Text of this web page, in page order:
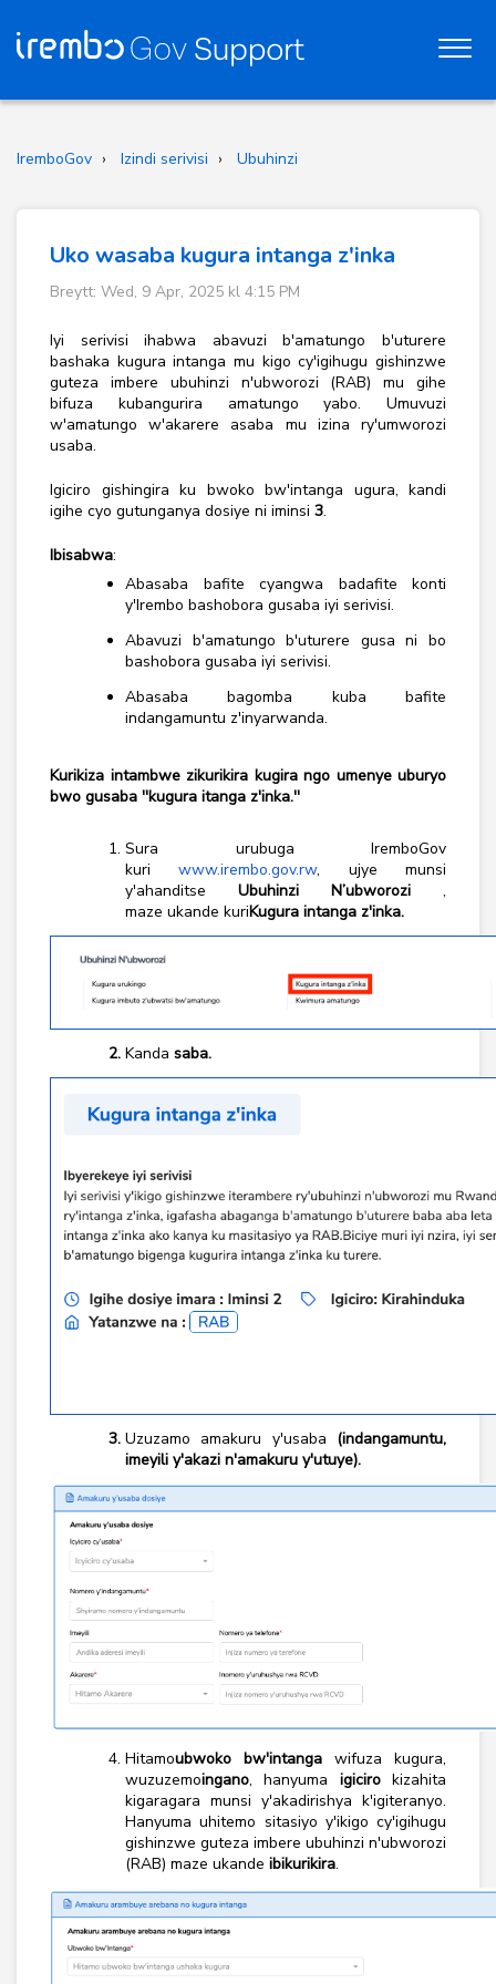
IremboGov Izindi serivisi Ubuhinzi
Uko wasaba kugura intanga z'inka
Breytt: Wed, 9 Apr, 2025 kl 4:15 PM
Iyi serivisi ihabwa abavuzi b'amatungo b'uturere
bashaka kugura intanga mu kigo cy'igihugu gishinzwe
guteza imbere ubuhinzi n'ubworozi (RAB) mu gihe
bifuza kubangurira amatungo yabo. Umuvuzi
w'amatungo w'akarere asaba mu izina ry'umworozi
usaba.
Igiciro gishingira ku bwoko bw'intanga ugura, kandi
igihe cyo gutunganya dosiye ni iminsi 3.
Ibisabwa:
Abasaba bafite cyangwa badafite konti
y'Irembo bashobora gusaba iyi serivisi.
Abavuzi b'amatungo b'uturere gusa ni bo
bashobora gusaba iyi serivisi.
Abasaba bagomba kuba bafite
indangamuntu z'inyarwanda.
Kurikiza intambwe zikurikira kugira ngo umenye uburyo
bwo gusaba ''kugura itanga z'inka.''
Sura urubuga IremboGov
kuriwww.irembo.gov.rw, ujye munsi
y'ahanditse Ubuhinzi N’ubworozi ,
maze ukande kuriKugura intanga z'inka.
Kanda saba.
Uzuzamo amakuru y'usaba (indangamuntu,
imeyili y'akazi n'amakuru y'utuye).
Hitamoubwoko bw'intanga wifuza kugura,
wuzuzemoingano, hanyuma igicirokizahita
kigaragara munsi y'akadirishya k'igiteranyo.
Hanyuma uhitemo sitasiyo y'ikigo cy'igihugu
gishinzwe guteza imbere ubuhinzi n'ubworozi
(RAB) maze ukande ibikurikira.